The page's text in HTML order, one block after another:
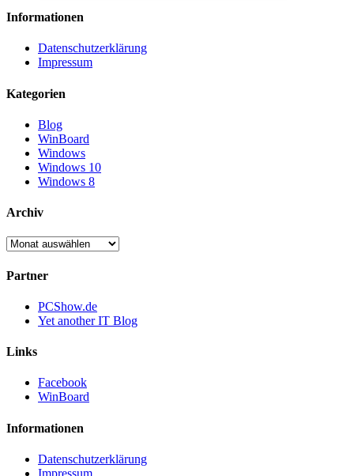
Informationen
Datenschutzerklärung
Impressum
Kategorien
Blog
WinBoard
Windows
Windows 10
Windows 8
Archiv
Archiv
Partner
PCShow.de
Yet another IT Blog
Links
Facebook
WinBoard
Informationen
Datenschutzerklärung
Impressum